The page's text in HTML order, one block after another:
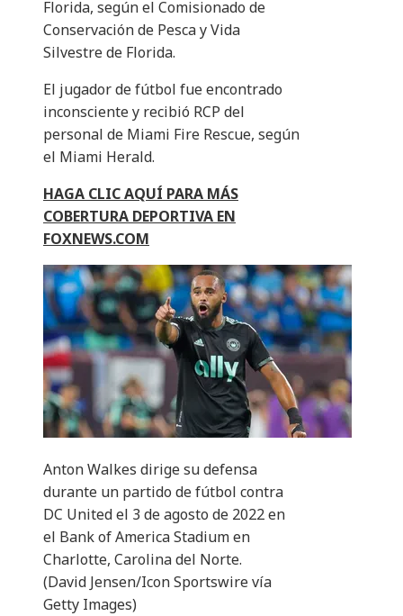
Florida, según el Comisionado de
Conservación de Pesca y Vida
Silvestre de Florida.
El jugador de fútbol fue encontrado
inconsciente y recibió RCP del
personal de Miami Fire Rescue, según
el Miami Herald.
HAGA CLIC AQUÍ PARA MÁS
COBERTURA DEPORTIVA EN
FOXNEWS.COM
Anton Walkes dirige su defensa
durante un partido de fútbol contra
DC United el 3 de agosto de 2022 en
el Bank of America Stadium en
Charlotte, Carolina del Norte.
(David Jensen/Icon Sportswire vía
Getty Images)